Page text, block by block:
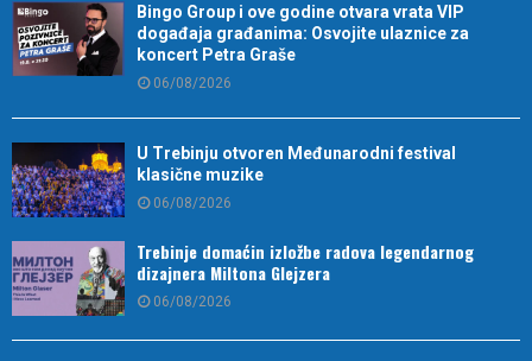
Bingo Group i ove godine otvara vrata VIP
događaja građanima: Osvojite ulaznice za
koncert Petra Graše
06/08/2026
U Trebinju otvoren Međunarodni festival
klasične muzike
06/08/2026
Trebinje domaćin izložbe radova legendarnog
dizajnera Miltona Glejzera
06/08/2026